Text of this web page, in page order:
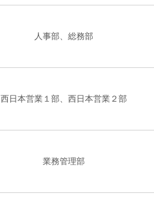
人事部、総務部
西日本営業１部、西日本営業２部
業務管理部